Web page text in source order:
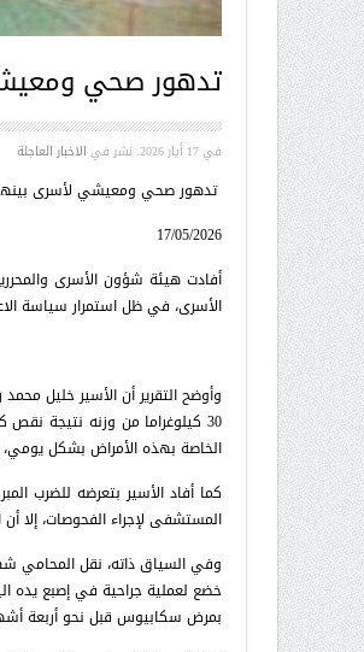
تدهور صحي
في17 أيار 2026 . نشر في الاخبار العاجلة
تدهور صحي ومعيشي لأسرى
17/05/2026
أفادت هيئة شؤون الأسرى
الأسرى، في ظل استمرار سياسة
30 كيلوغراما من وزنه نتيجة
الخاصة بهذه الأمراض بشكل يومي،
كما أفاد الأسير بتعرضه للضرب
المستشفى لإجراء الفحوصات، إلا أن
خضع لعملية جراحية في إصبع يده
بمرض سكابيوس قبل نحو أربعة